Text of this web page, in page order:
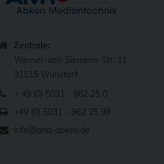
Zentrale:
Werner-von-Siemens-Str. 11
31515 Wunstorf
+ 49 (0) 5031 - 962 25 0
+49 (0) 5031 – 962 25 99
info@amt-abken.de